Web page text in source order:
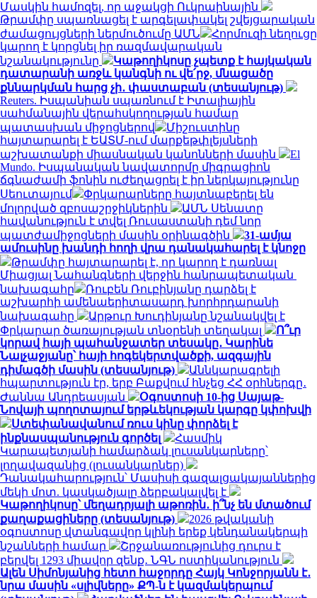
Մասկին համոզել, որ աջակցի Ուկրաինային
Թրամփը սպառնացել է արգելափակել շվեյցարական
ժամացույցների ներմուծումը ԱՄՆ
Հորմուզի նեղուցը
կարող է կորցնել իր ռազմավարական
նշանակությունը
Կաթողիկոսը չպետք է հայկական
դատարանի առջև կանգնի ու վե՛րջ, մնացածը
քննարկման հարց չի․ փաստաբան (տեսանյութ)
Reuters. Իսպանիան սպառնում է Իտալիային
սահմանային վերահսկողության համար
պատասխան միջոցներով
Միշուստինը
հայտարարել է ԵԱՏՄ-ում մարքեթփլեյսների
աշխատանքի միասնական կանոնների մասին
El
Mundo. Իսպանական նավատորմը միգրացիոն
ճգնաժամի ֆոնին ուժեղացրել է իր ներկայությունը
Սեուտայում
Փրկարարները հայտնաբերել են
մոլորված զբոսաշրջիկներին
ԱՄՆ Սենատը
հավանություն է տվել Ռուսաստանի դեմ նոր
պատժամիջոցների մասին օրինագծին
31-ամյա
ամուսինը խանդի հողի վրա դանակահարել է կնոջը
Թրամփը հայտարարել է, որ կարող է դառնալ
Միացյալ Նահանգների վերջին հանրապետական ​​
նախագահը
Ռուբեն Ռուբինյանը դարձել է
աշխարհի ամենաերիտասարդ խորհրդարանի
նախագահը
Արթուր Խուդինյանը նշանակվել է
Փրկարար ծառայության տնօրենի տեղակալ
Ո՞ւր
կորավ հայի պահանջատեր տեսակը․ Կարինե
Նալչաջյանը՝ հայի հոգեկերտվածքի, ազգային
դիմագծի մասին (տեսանյութ)
Աննկարագրելի
հպարտություն էր, երբ Բաքվում հնչեց ՀՀ օրհներգը․
Ժաննա Անդրեասյան
Օգոստոսի 10-ից Սայաթ-
Նովայի պողոտայում երթևեկության կարգը կփոխվի
Ստեփանավանում ռուս կինը փորձել է
ինքնասպանություն գործել
Հասմիկ
Կարապետյանի համարձակ լուսանկարները՝
լողավազանից (լուսանկարներ)
Դանակահարություն՝ Մասիսի գազալցակայաններից
մեկի մոտ. կասկածյալը ձերբակալվել է
Կաթողիկոսը՝ մեղադրյալի աթոռին․ ի՞նչ են մտածում
քաղաքացիները (տեսանյութ)
2026 թվականի
օգոստոսը վտանգավոր կլինի երեք կենդանակերպի
նշանների համար
Շրջանառությունից դուրս է
բերվել 1293 միավոր զենք․ ՆԳՆ ոստիկանություն
Ալեն Սիմոնյանից հետո հաջորդը Հայկ Կոնջորյանն է․
նրա մասին «սլիվները» ՔՊ-ն է կազմակերպում